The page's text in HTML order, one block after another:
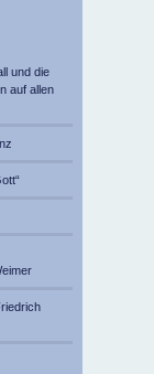
und die
auf allen